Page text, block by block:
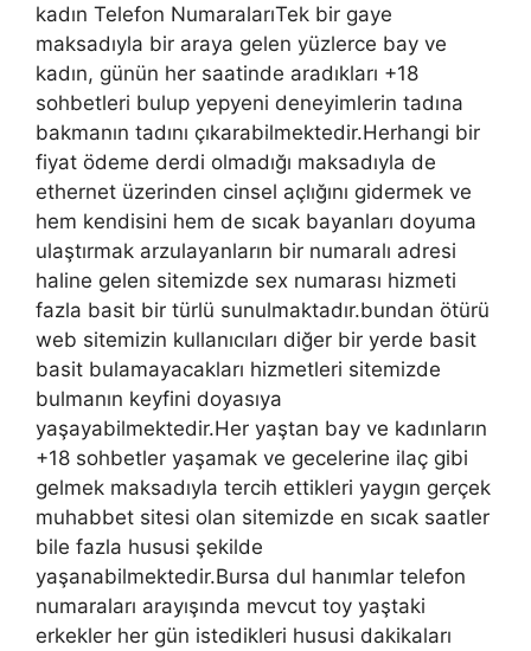
kadın Telefon NumaralarıTek bir gaye
maksadıyla bir araya gelen yüzlerce bay ve
kadın, günün her saatinde aradıkları +18
sohbetleri bulup yepyeni deneyimlerin tadına
bakmanın tadını çıkarabilmektedir.Herhangi bir
fiyat ödeme derdi olmadığı maksadıyla de
ethernet üzerinden cinsel açlığını gidermek ve
hem kendisini hem de sıcak bayanları doyuma
ulaştırmak arzulayanların bir numaralı adresi
haline gelen sitemizde sex numarası hizmeti
fazla basit bir türlü sunulmaktadır.bundan ötürü
web sitemizin kullanıcıları diğer bir yerde basit
basit bulamayacakları hizmetleri sitemizde
bulmanın keyfini doyasıya
yaşayabilmektedir.Her yaştan bay ve kadınların
+18 sohbetler yaşamak ve gecelerine ilaç gibi
gelmek maksadıyla tercih ettikleri yaygın gerçek
muhabbet sitesi olan sitemizde en sıcak saatler
bile fazla hususi şekilde
yaşanabilmektedir.Bursa dul hanımlar telefon
numaraları arayışında mevcut toy yaştaki
erkekler her gün istedikleri hususi dakikaları